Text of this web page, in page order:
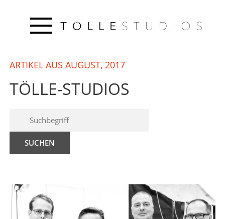
ARTIKEL AUS AUGUST, 2017
TÖLLE-STUDIOS
SUCHEN